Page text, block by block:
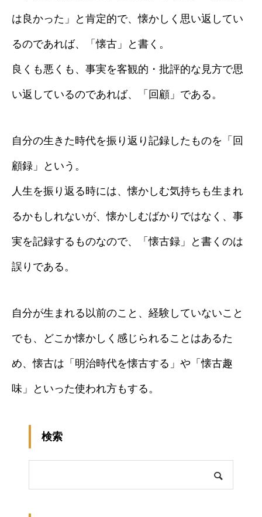
は良かった」と肯定的で、懐かしく思い返してい
るのであれば、「懐古」と書く。
良くも悪くも、事実を客観的・批評的な見方で思
い返しているのであれば、「回顧」である。
自分の生きた時代を振り返り記録したものを「回
顧録」という。
人生を振り返る時には、懐かしむ気持ちも生まれ
るかもしれないが、懐かしむばかりではなく、事
実を記録するものなので、「懐古録」と書くのは
誤りである。
自分が生まれる以前のこと、経験していないこと
でも、どこか懐かしく感じられることはあるた
め、懐古は「明治時代を懐古する」や「懐古趣
味」といった使われ方もする。
検索